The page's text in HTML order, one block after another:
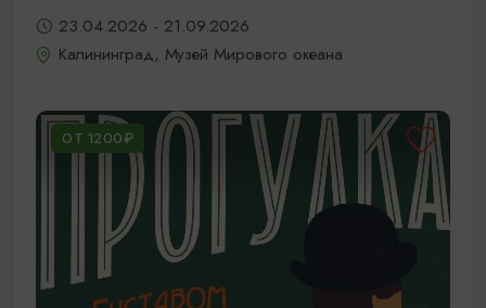
23.04.2026 - 21.09.2026
Калининград, Музей Мирового океана
ОТ 1200₽